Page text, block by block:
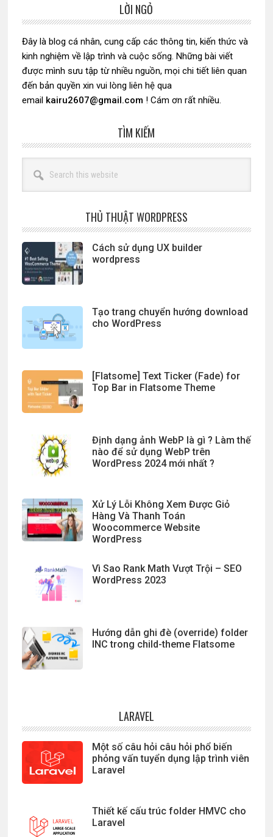
chính
LỜI NGỎ
Đây là blog cá nhân, cung cấp các thông tin, kiến thức và
kinh nghiệm về lập trình và cuộc sống. Những bài viết
được mình sưu tập từ nhiều nguồn, mọi chi tiết liên quan
đến bản quyền xin vui lòng liên hệ qua
email kairu2607@gmail.com ! Cám ơn rất nhiều.
TÌM KIẾM
this
website
THỦ THUẬT WORDPRESS
Cách sử dụng UX builder
wordpress
Tạo trang chuyển hướng download
cho WordPress
[Flatsome] Text Ticker (Fade) for
Top Bar in Flatsome Theme
Định dạng ảnh WebP là gì ? Làm thế
nào để sử dụng WebP trên
WordPress 2024 mới nhất ?
Xử Lý Lỗi Không Xem Được Giỏ
Hàng Và Thanh Toán
Woocommerce Website
WordPress
Vì Sao Rank Math Vượt Trội – SEO
WordPress 2023
Hướng dẫn ghi đè (override) folder
INC trong child-theme Flatsome
LARAVEL
Một số câu hỏi câu hỏi phổ biến
phỏng vấn tuyển dụng lập trình viên
Laravel
Thiết kế cấu trúc folder HMVC cho
Laravel